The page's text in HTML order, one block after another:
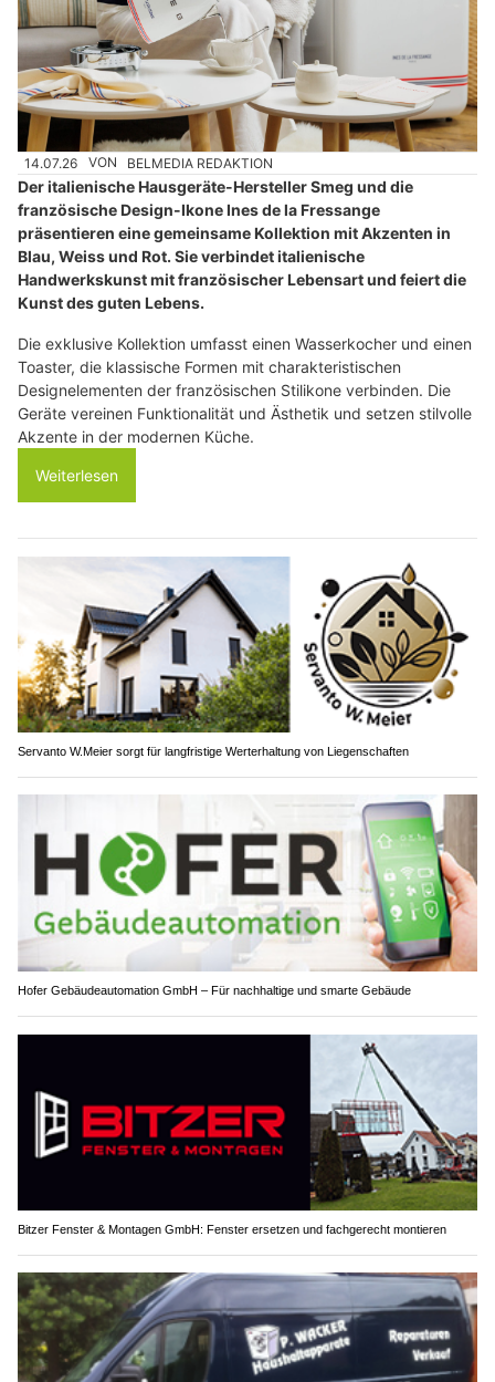
14.07.26 VON BELMEDIA REDAKTION
Der italienische Hausgeräte-Hersteller Smeg und die
französische Design-Ikone Ines de la Fressange
präsentieren eine gemeinsame Kollektion mit Akzenten in
Blau, Weiss und Rot. Sie verbindet italienische
Handwerkskunst mit französischer Lebensart und feiert die
Kunst des guten Lebens.
Die exklusive Kollektion umfasst einen Wasserkocher und einen
Toaster, die klassische Formen mit charakteristischen
Designelementen der französischen Stilikone verbinden. Die
Geräte vereinen Funktionalität und Ästhetik und setzen stilvolle
Akzente in der modernen Küche.
Weiterlesen
Servanto W.Meier sorgt für langfristige Werterhaltung von Liegenschaften
Hofer Gebäudeautomation GmbH – Für nachhaltige und smarte Gebäude
Bitzer Fenster & Montagen GmbH: Fenster ersetzen und fachgerecht montieren